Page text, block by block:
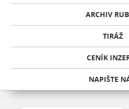
ARCHIV
TIRÁŽ
CENÍK
NAPIŠTE